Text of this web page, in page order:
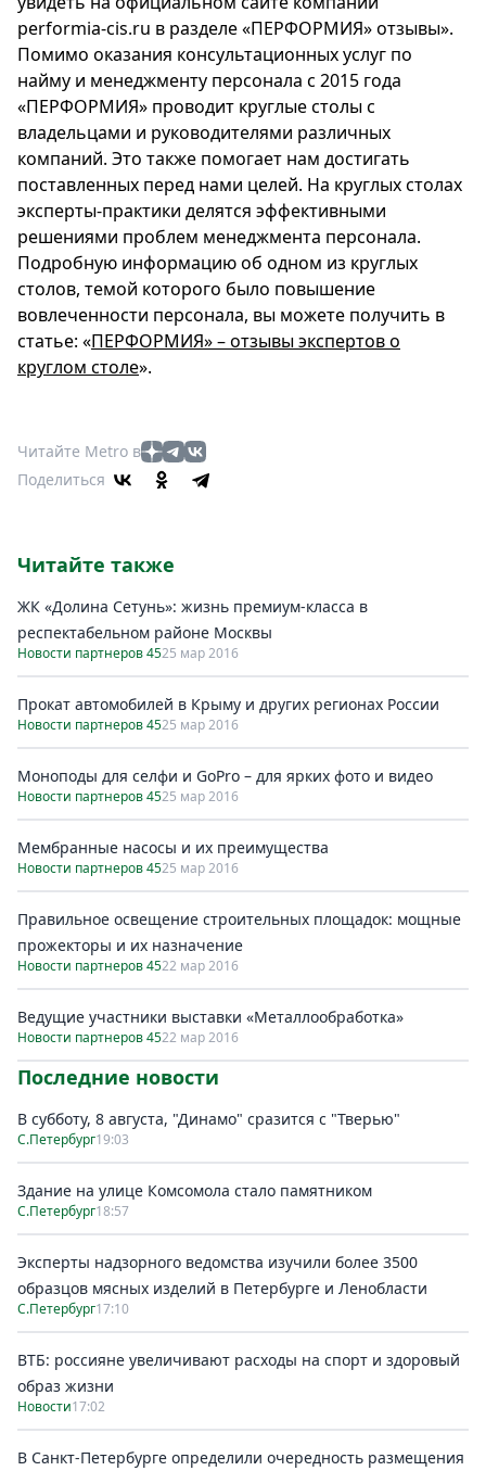
performia-cis.ru в разделе «ПЕРФОРМИЯ» отзывы».
Помимо оказания консультационных услуг по
найму и менеджменту персонала с 2015 года
«ПЕРФОРМИЯ» проводит круглые столы с
владельцами и руководителями различных
компаний. Это также помогает нам достигать
поставленных перед нами целей. На круглых столах
эксперты-практики делятся эффективными
решениями проблем менеджмента персонала.
Подробную информацию об одном из круглых
столов, темой которого было повышение
вовлеченности персонала, вы можете получить в
статье: «ПЕРФОРМИЯ» – отзывы экспертов о
круглом столе».
Читайте Metro в
Поделиться
Читайте также
ЖК «Долина Сетунь»: жизнь премиум-класса в
респектабельном районе Москвы
Новости партнеров 4525 мар 2016
Прокат автомобилей в Крыму и других регионах России
Новости партнеров 4525 мар 2016
Моноподы для селфи и GoPro – для ярких фото и видео
Новости партнеров 4525 мар 2016
Мембранные насосы и их преимущества
Новости партнеров 4525 мар 2016
Правильное освещение строительных площадок: мощные
прожекторы и их назначение
Новости партнеров 4522 мар 2016
Ведущие участники выставки «Металлообработка»
Новости партнеров 4522 мар 2016
Последние новости
В субботу, 8 августа, "Динамо" сразится с "Тверью"
С.Петербург19:03
Здание на улице Комсомола стало памятником
С.Петербург18:57
Эксперты надзорного ведомства изучили более 3500
образцов мясных изделий в Петербурге и Ленобласти
С.Петербург17:10
ВТБ: россияне увеличивают расходы на спорт и здоровый
образ жизни
Новости17:02
В Санкт-Петербурге определили очередность размещения